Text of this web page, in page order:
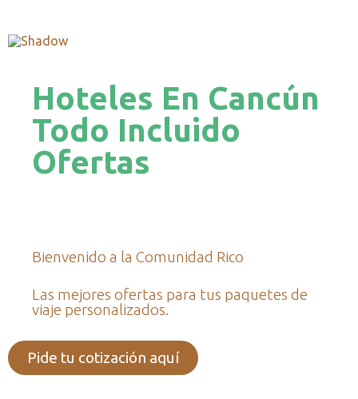
Hoteles En Cancún
Todo Incluido
Ofertas
Bienvenido a la Comunidad Rico
Las mejores ofertas para tus paquetes de
viaje personalizados.
Pide tu cotización aquí